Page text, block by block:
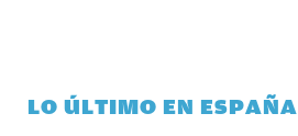
LO ÚLTIMO EN ESPAÑA